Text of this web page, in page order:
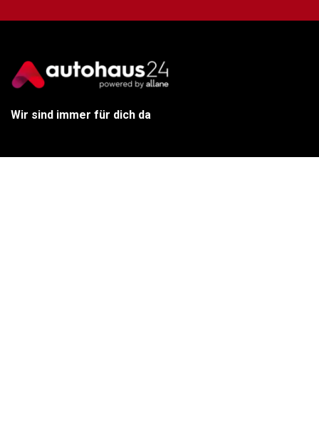
Wir sind immer für dich da